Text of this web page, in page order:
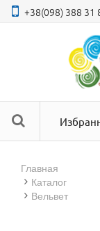
+38(098) 388 31
Главная
Каталог
Вельвет